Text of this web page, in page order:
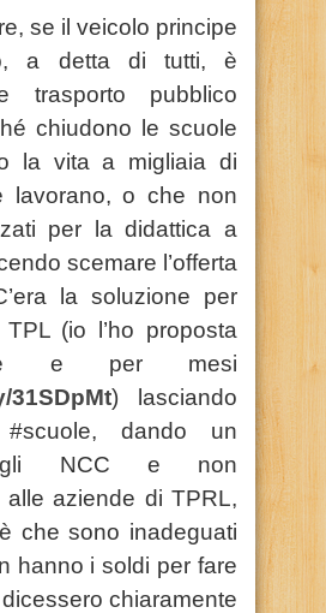
se il veicolo principe
a detta di tutti, è
trasporto pubblico
chiudono le scuole
la vita a migliaia di
lavorano, o che non
per la didattica a
scemare l’offerta
la soluzione per
(io l’ho proposta
e per mesi
31SDpMt) lasciando
dando un
NCC e non
alle aziende di TPRL,
che sono inadeguati
hanno i soldi per fare
chiaramente